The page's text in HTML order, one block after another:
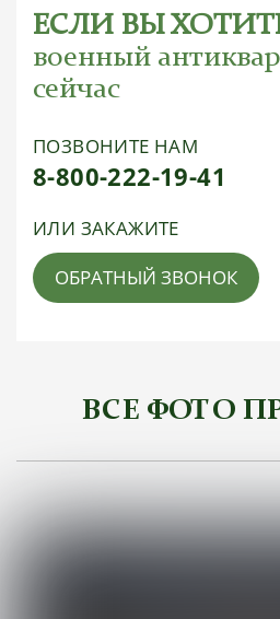
ЕСЛИ ВЫ
военный
сейчас
ПОЗВОНИТЕ НАМ
8-800-222-19-41
ИЛИ ЗАКАЖИТЕ
ОБРАТНЫЙ ЗВОНОК
ВСЕ ФОТО